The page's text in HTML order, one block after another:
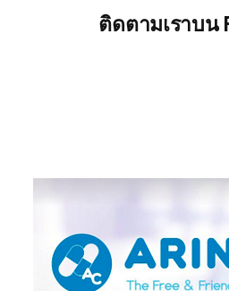
ติดตามเราบน